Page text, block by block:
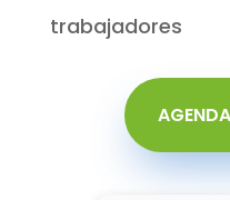
trabajadores